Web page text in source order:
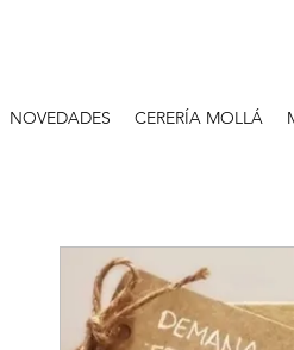
NOVEDADES CERERÍA MOLLÁ